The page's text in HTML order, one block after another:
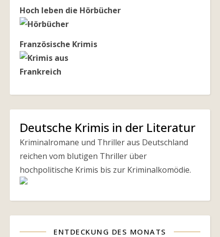
Hoch leben die Hörbücher
Französische Krimis
Deutsche Krimis in der Literatur
Kriminalromane und Thriller aus Deutschland
reichen vom blutigen Thriller über
hochpolitische Krimis bis zur Kriminalkomödie.
ENTDECKUNG DES MONATS